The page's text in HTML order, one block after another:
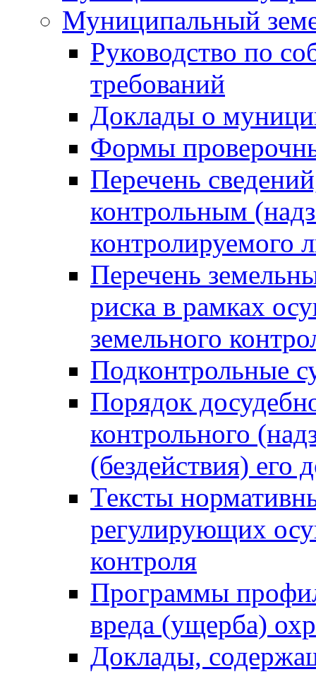
Муниципальный
Руководство по
требований
Доклады о
Формы
Перечень
контрольным
контролируемого
Перечень
риска в рамках
земельного
Подконтрольные
Порядок
контрольного
(бездействия)
Тексты
регулирующих
контроля
Программы
вреда (ущерба)
Доклады,